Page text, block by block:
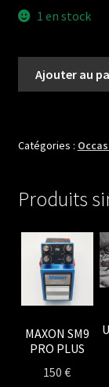
1 en stock
GOLD
Ajouter au
Catégories :
Produits
MAXON SM9
PRO PLUS
150€